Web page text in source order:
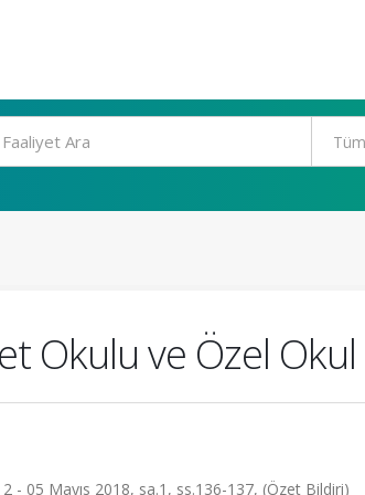
ve Özel Okul
- 05 Mayıs 2018, sa.1, ss.136-137, (Özet Bildiri)